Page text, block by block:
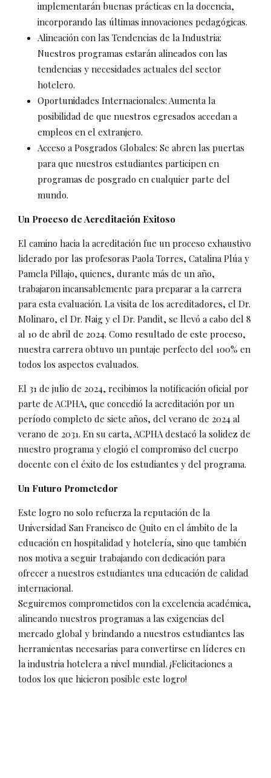
implementarán buenas prácticas en la docencia,
incorporando las últimas innovaciones pedagógicas.
Alineación con las Tendencias de la Industria:
Nuestros programas estarán alineados con las
tendencias y necesidades actuales del sector
hotelero.
Oportunidades Internacionales: Aumenta la
posibilidad de que nuestros egresados accedan a
empleos en el extranjero.
Acceso a Posgrados Globales: Se abren las puertas
para que nuestros estudiantes participen en
programas de posgrado en cualquier parte del
mundo.
Un Proceso de Acreditación Exitoso
El camino hacia la acreditación fue un proceso exhaustivo
liderado por las profesoras Paola Torres, Catalina Plúa y
Pamela Pillajo, quienes, durante más de un año,
trabajaron incansablemente para preparar a la carrera
para esta evaluación. La visita de los acreditadores, el Dr.
Molinaro, el Dr. Naig y el Dr. Pandit, se llevó a cabo del 8
al 10 de abril de 2024. Como resultado de este proceso,
nuestra carrera obtuvo un puntaje perfecto del 100% en
todos los aspectos evaluados.
El 31 de julio de 2024, recibimos la notificación oficial por
parte de ACPHA, que concedió la acreditación por un
período completo de siete años, del verano de 2024 al
verano de 2031. En su carta, ACPHA destacó la solidez de
nuestro programa y elogió el compromiso del cuerpo
docente con el éxito de los estudiantes y del programa.
Un Futuro Prometedor
Este logro no solo refuerza la reputación de la
Universidad San Francisco de Quito en el ámbito de la
educación en hospitalidad y hotelería, sino que también
nos motiva a seguir trabajando con dedicación para
ofrecer a nuestros estudiantes una educación de calidad
internacional.
Seguiremos comprometidos con la excelencia académica,
alineando nuestros programas a las exigencias del
mercado global y brindando a nuestros estudiantes las
herramientas necesarias para convertirse en líderes en
la industria hotelera a nivel mundial. ¡Felicitaciones a
todos los que hicieron posible este logro!